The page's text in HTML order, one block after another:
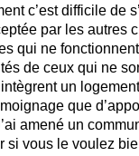
c’est difficile de
par les autres
qui ne
de ceux qui ne
un logement
que
amené un
si vous le voulez